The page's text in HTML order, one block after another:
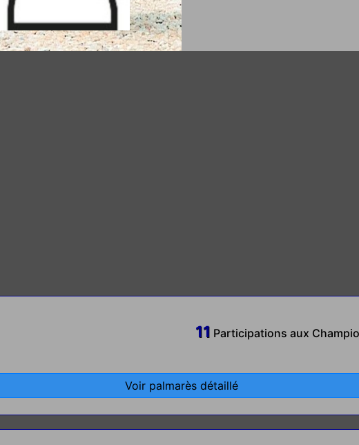
11 Participations aux
Voir palmarès détaillé